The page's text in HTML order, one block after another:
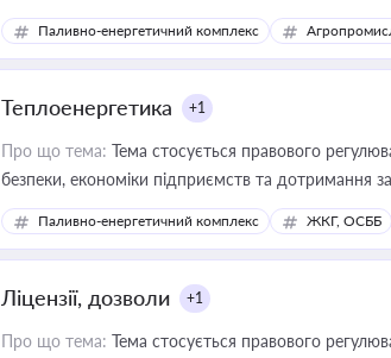
Паливно-енергетичний комплекс
Теплоенергетика +1
Про що тема: Тема стосується правового
безпеки, економіки підприємств та дотримання
Паливно-енергетичний комплекс ЖКГ, ОСББ
Ліцензії, дозволи +1
Про що тема: Тема стосується правового